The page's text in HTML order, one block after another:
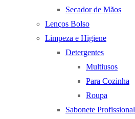
Secador de Mãos
Lenços Bolso
Limpeza e Higiene
Detergentes
Multiusos
Para Cozinha
Roupa
Sabonete Profissional